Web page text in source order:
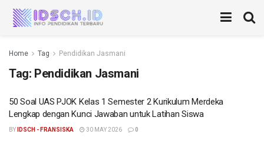
Home Tag Pendidikan Jasmani
Tag: Pendidikan Jasmani
50 Soal UAS PJOK Kelas 1 Semester 2 Kurikulum Merdeka
Lengkap dengan Kunci Jawaban untuk Latihan Siswa
BY IDSCH - FRANSISKA 30 MAY 2026 0